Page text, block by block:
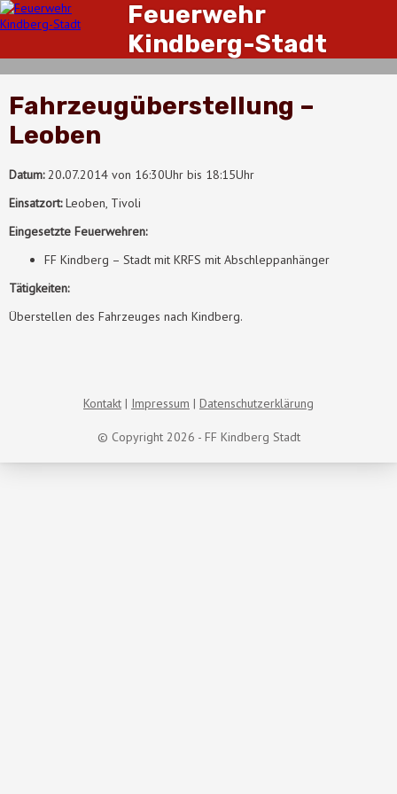
Feuerwehr
Kindberg-Stadt
Fahrzeugüberstellung –
Leoben
Datum: 20.07.2014 von 16:30Uhr bis 18:15Uhr
Einsatzort:Leoben, Tivoli
Eingesetzte Feuerwehren:
FF Kindberg – Stadt mit KRFS mit Abschleppanhänger
Tätigkeiten:
Überstellen des Fahrzeuges nach Kindberg.
© Copyright 2026 - FF Kindberg Stadt
Kontakt Impressum Datenschutzerklärung